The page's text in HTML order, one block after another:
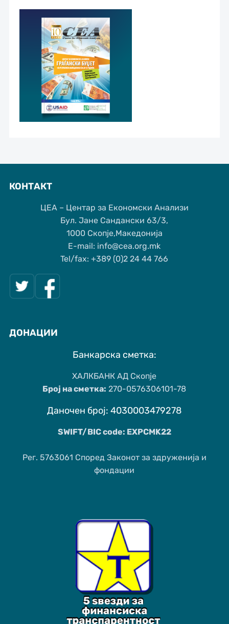
КОНТАКТ
ЦЕА – Центар за Економски Анализи
Бул. Јане Сандански 63/3,
1000 Скопје,Македонија
Е-mail: info@cea.org.mk
Tel/fax: +389 (0)2 24 44 766
ДОНАЦИИ
Банкарска сметка:
ХАЛКБАНК АД Скопје
Број на сметка: 270-0576306101-78
Даночен број: 4030003479278
SWIFT/BIC code: EXPCMK22
Рег. 5763061 Според Законот за здруженија и
фондации